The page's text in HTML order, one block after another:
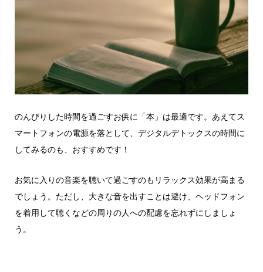
のんびりした時間を過ごすお供に「本」は最適です。あえてス
マートフォンの電源を落として、デジタルデトックスの時間に
してみるのも、おすすめです！
お気に入りの音楽を聴いて過ごすのもリラックス効果が高まる
でしょう。ただし、大きな音を出すことは避け、ヘッドフォン
を着用して聴くなどの周りの人への配慮を忘れずにしましょ
う。